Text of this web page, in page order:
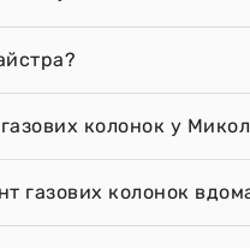
колонок у
газових колонок